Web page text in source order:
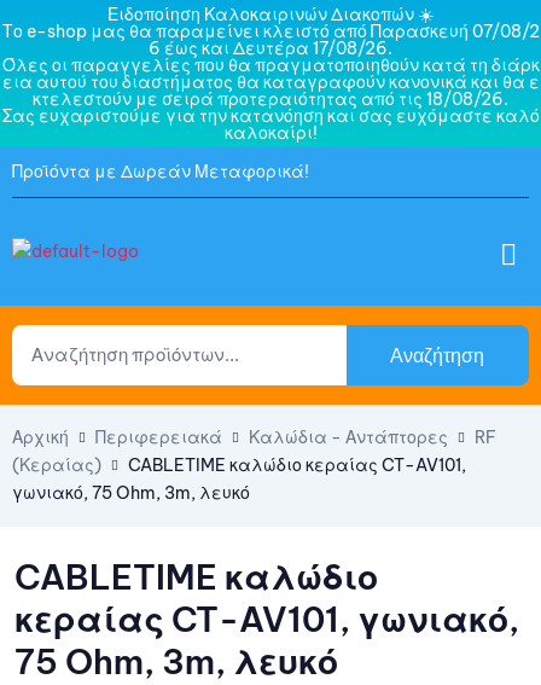
Ειδοποίηση Καλοκαιρινών Διακοπών ☀️
Το e-shop μας θα παραμείνει κλειστό από Παρασκευή 07/08/2
6 έως και Δευτέρα 17/08/26.
Όλες οι παραγγελίες που θα πραγματοποιηθούν κατά τη διάρκ
εια αυτού του διαστήματος θα καταγραφούν κανονικά και θα ε
κτελεστούν με σειρά προτεραιότητας από τις 18/08/26.
Σας ευχαριστούμε για την κατανόηση και σας ευχόμαστε καλό
καλοκαίρι!
Προϊόντα με Δωρεάν Μεταφορικά!
Αναζήτηση
Αρχική Περιφερειακά Καλώδια - Αντάπτορες
RF
(Κεραίας)
CABLETIME καλώδιο κεραίας CT-AV101,
γωνιακό, 75 Ohm, 3m, λευκό
CABLETIME καλώδιο
κεραίας CT-AV101, γωνιακό,
75 Ohm, 3m, λευκό